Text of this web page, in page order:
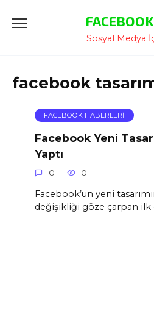
Atla
Sosyal Medya
facebook
FACEBOOK HABERLERI
Facebook Yeni
Yaptı
0 0
Facebook’un yeni
değişikliği göze çarpan ilk